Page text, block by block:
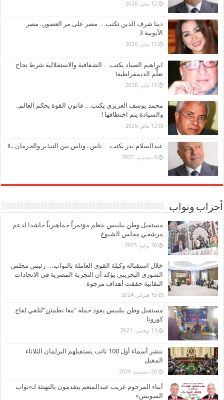
12 يناير، 2026
دينا شرف الدين تكتب… مصر على مر العصور.. مصر
الأيوبية 3
12 يناير، 2026
ابراهيم الصياد يكتب… الشفافية والاستقلالية شرط نجاح
تعلُّم الديمقراطية!
12 يناير، 2026
محمد يوسف العزيزي يكتب… قانون القوة يحكم العالم..
والسيادة يتم اختطافها !
12 يناير، 2026
عبدالسلام بدر يكتب… ناس . وناس بين التبذير والحرمان ..!!
6 ديسمبر، 2025
أحزاب ونواب
مستقبل وطن ببلبيس ينظم مؤتمراً جماهيرياً حاشدا لدعم
مرشحي مجلس الشيوخ
30 يوليو، 2025
خلال استقباله وكيلة القوي العاملة بالنواب… رئيس مجلس
الشورى البحريني يؤكد أن التجربة المصرية في الاتحادات
النقابية حققت أهداف مرجوة
15 فبراير، 2024
مستقبل وطن ببلبيس يقود حملة “معا نطمئن”لتلقي لقاح
كورونا
13 نوفمبر، 2021
ننشر أسماء أول 100 نائب يستقبلهم البرلمان الثلاثاء
المقبل
20 ديسمبر، 2020
أبناء المرحوم غريب عبدالمنعم يتقدمون بالتهنئة لـ«نواب
السويس»